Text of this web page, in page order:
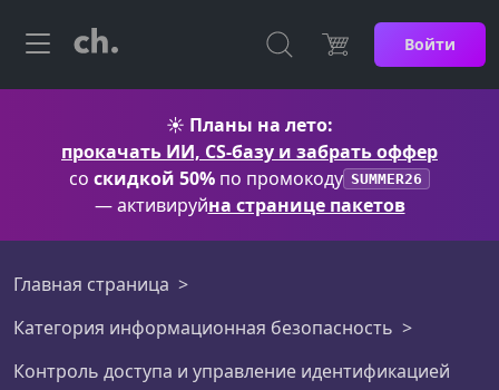
Войти
☀️ Планы на лето:
прокачать ИИ, CS-базу и забрать оффер
со скидкой 50% по промокоду SUMMER26
— активируйна странице пакетов
Главная страница
Категория информационная безопасность
Контроль доступа и управление идентификацией